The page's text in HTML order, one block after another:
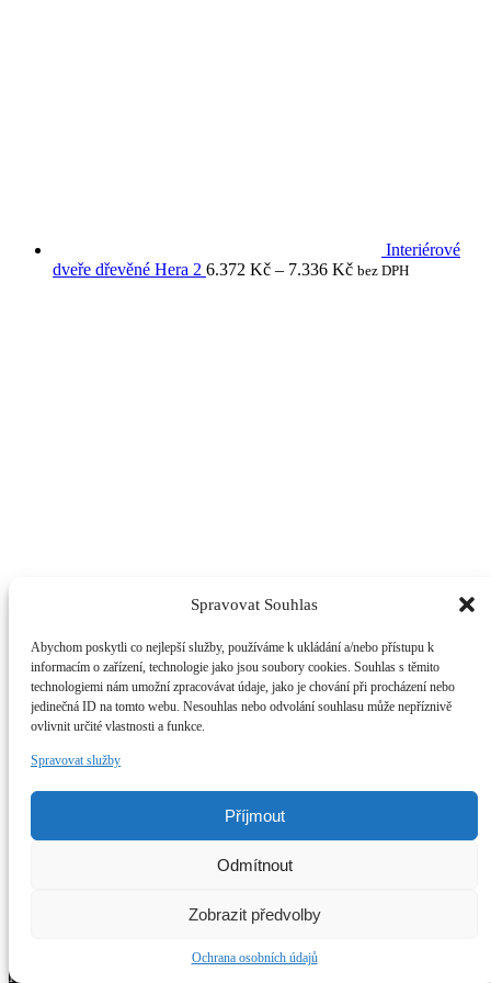
Spravovat Souhlas
Abychom poskytli co nejlepší služby, používáme k ukládání a/nebo přístupu k
informacím o zařízení, technologie jako jsou soubory cookies. Souhlas s těmito
technologiemi nám umožní zpracovávat údaje, jako je chování při procházení nebo
jedinečná ID na tomto webu. Nesouhlas nebo odvolání souhlasu může nepříznivě
ovlivnit určité vlastnosti a funkce.
Spravovat služby
Příjmout
Odmítnout
Zobrazit předvolby
Ochrana osobních údajů
Interiérové
dveře dřevěné Hera 2 6.372 Kč – 7.336 Kč bez DPH
Nejnovější příspěvky
UPRAVENÉ TERMÍNY ZAKÁZEK DVEŘÍ
UKONČEN PŘÍJEM OBJEDNÁVEK VCHODOVÝCH
Zelená lahvová pro interiéry
Na dobírku – odběr od 300,-
Registrace do e-shopu na požádání e-mailem
Navigace